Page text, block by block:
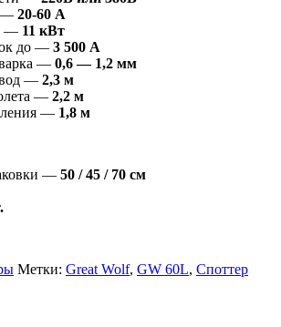
— 20-60 A
— 11 кВт
до — 3 500 А
— 0,6 — 1,2 мм
— 2,3 м
— 2,2 м
— 1,8 м
— 50 / 45 / 70 см
Метки: Great Wolf, GW 60L, Споттер